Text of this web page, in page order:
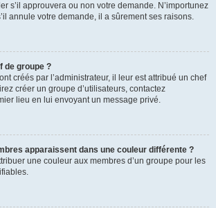
s’il approuvera ou non votre demande. N’importunez
annule votre demande, il a sûrement ses raisons.
de groupe ?
créés par l’administrateur, il leur est attribué un chef
créer un groupe d’utilisateurs, contactez
lieu en lui envoyant un message privé.
apparaissent dans une couleur différente ?
une couleur aux membres d’un groupe pour les